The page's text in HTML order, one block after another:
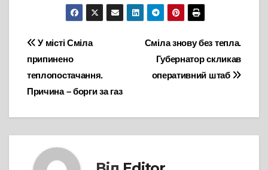
Навігація
записів
Cміла знову без тепла.
Губернатор скликав
оперативний штаб
У місті Сміла
припинено
теплопостачання.
Причина – борги за газ